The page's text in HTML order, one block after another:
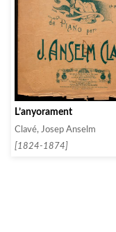
L’anyorament
Clavé, Josep Anselm
[1824-1874]